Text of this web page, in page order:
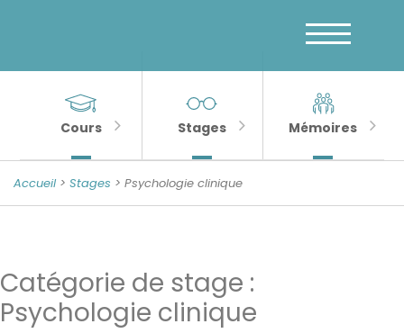
Banner
MENU
Psychologie
de
la
Sections
importantes
Cours Stages Mémoires
Accueil > Stages > Psychologie clinique
Catégorie de stage :
Psychologie clinique